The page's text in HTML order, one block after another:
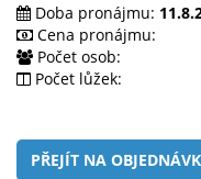
Doba pronájmu:
Cena pronájmu:
Počet osob:
Počet lůžek:
PŘEJÍT NA
mailem.
objednat
poukaz